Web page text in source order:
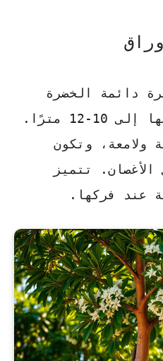
دائمة الخضرة
12 مترًا.
ولامعة، وتكون
الأغصان. تتميز
عند فركها.